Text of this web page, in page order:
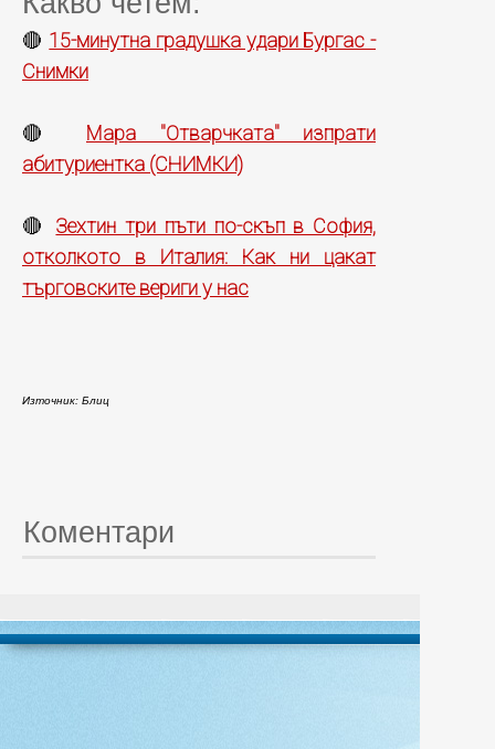
🔴 15-минутна градушка удари Бургас -
Снимки
🔴 Мара "Отварчката" изпрати
абитуриентка (СНИМКИ)
🔴 Зехтин три пъти по-скъп в София,
отколкото в Италия: Как ни цакат
търговските вериги у нас
Източник: Блиц
Коментари